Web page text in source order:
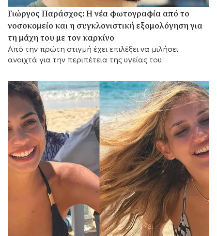
Γιώργος Παράσχος: Η νέα φωτογραφία από το
νοσοκομείο και η συγκλονιστική εξομολόγηση για
τη μάχη του με τον καρκίνο
Από την πρώτη στιγμή έχει επιλέξει να μιλήσει
ανοιχτά για την περιπέτεια της υγείας του